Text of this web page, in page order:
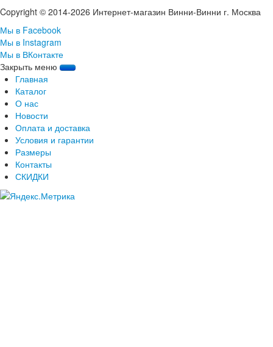
Copyright © 2014-2026 Интернет-магазин Винни-Винни г. Москва
Мы в Facebook
Мы в Instagram
Мы в ВКонтакте
Закрыть меню
Главная
Каталог
О нас
Новости
Оплата и доставка
Условия и гарантии
Размеры
Контакты
СКИДКИ